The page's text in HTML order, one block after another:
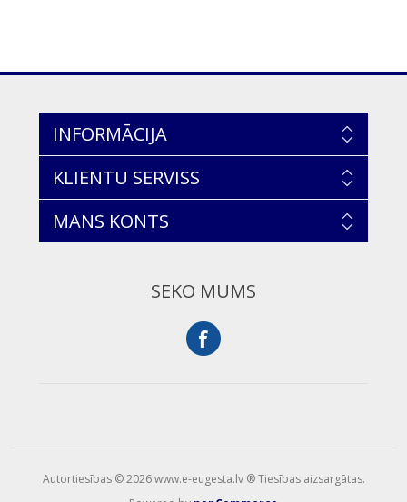
INFORMĀCIJA
KLIENTU SERVISS
MANS KONTS
SEKO MUMS
Autortiesības © 2026 www.e-eugesta.lv ® Tiesības aizsargātas.